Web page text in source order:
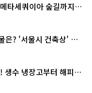
타세쿼이아 숲길까지…
은? '서울시 건축상' 수
생수 냉장고부터 해피소